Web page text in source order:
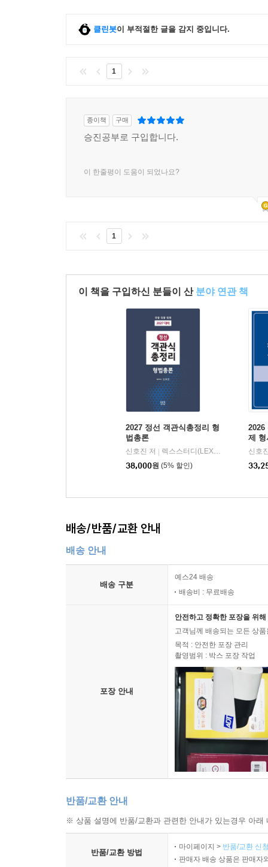
클린봇이 부적절한 글을 감지 중입니다.
1
종이책 구매
승진공부로 구입합니다.
이 한줄평이 도움이 되었나요?
1
이 책을 구입하신 분들이 산 분야 연관 책
2027 정선 객관식총정리 형
법총론
신호진 저
렉스스터디(LEX STUDY)
38,000원 (5% 할인)
2026
제 형
신호
배송/반품/교환 안내
배송 안내
배송 구분
예스24 배송
배송비 : 무료배송
포장 안내
안전하고 정확한 포장을 위
고객님께 배송되는 모든 상
목적 : 안전한 포장 관리
촬영범위 : 박스 포장 작업
반품/교환 안내
※ 상품 설명에 반품/교환과 관련한 안내가 있는경우 아
반품/교환 방법
마이페이지 > 반품/교환 신
판매자 배송 상품은 판매자